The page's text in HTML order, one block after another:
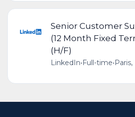
Senior Customer
(12 Month Fixed
(H/F)
LinkedIn•Full-time•Paris,